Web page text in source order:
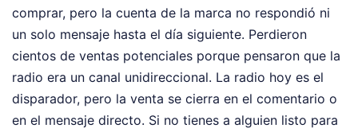
comprar, pero la cuenta de la marca no respondió ni
un solo mensaje hasta el día siguiente. Perdieron
cientos de ventas potenciales porque pensaron que la
radio era un canal unidireccional. La radio hoy es el
disparador, pero la venta se cierra en el comentario o
en el mensaje directo. Si no tienes a alguien listo para